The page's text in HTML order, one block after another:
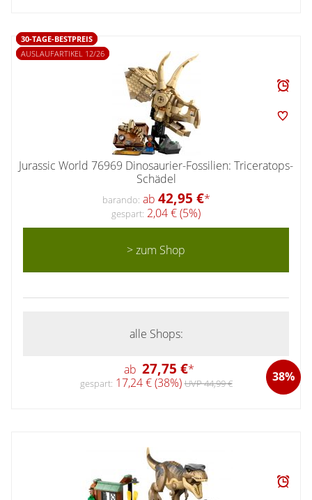
30-TAGE-BESTPREIS
AUSLAUFARTIKEL 12/26
Jurassic World 76969 Dinosaurier-Fossilien: Triceratops-
Schädel
barando: ab 42,95 €*
gespart: 2,04 € (5%)
> zum Shop
alle Shops:
ab 27,75 €* 38%
gespart: 17,24 € (38%)UVP 44,99 €